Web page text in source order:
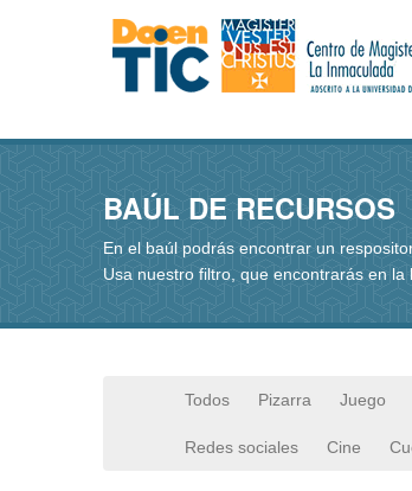
BAÚL DE RECURSOS
En el baúl podrás encontrar un
Usa nuestro filtro, que encontrarás en
Todos Pizarra Juego
Redes sociales Cine